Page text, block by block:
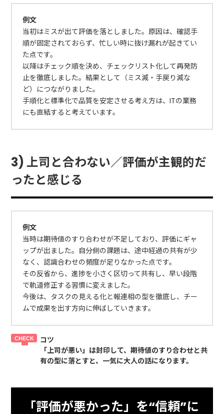
例文
当初はミスが出て評価を落としました。原因は、確認手
順が固定されておらず、忙しい時に抜け漏れが起きてい
た点です。
以降はチェック順を決め、チェックリスト化して再発防
止を徹底しました。結果として（ミス減・手戻り減な
ど）につながりました。
手順化と標準化で品質を安定させる考え方は、ITの業務
にも直結すると考えています。
3) 上司と合わない／評価が主観的だ
ったと感じる
例文
当時は期待値のすり合わせが不足しており、評価にギャ
ップが出ました。自分側の課題は、途中経過の共有が少
なく、認識合わせの頻度が足りなかった点です。
その反省から、進捗を小さく区切って共有し、早い段階
で軌道修正する習慣に変えました。
今後は、タスクの見える化と報連相の型を徹底し、チー
ムで成果を出す方向に伸ばしていきます。
コツ
「上司が悪い」は封印して、期待値のすり合わせと共
有の型に落とすと、一気に大人の話になります。
「評価が悪かった」を“信頼”に